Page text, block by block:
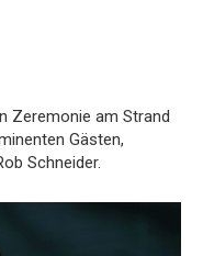
Zeremonie am Strand
Gästen,
Schneider.